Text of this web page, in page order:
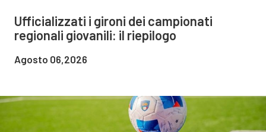
Ufficializzati i gironi dei campionati
regionali giovanili: il riepilogo
Agosto 06,2026